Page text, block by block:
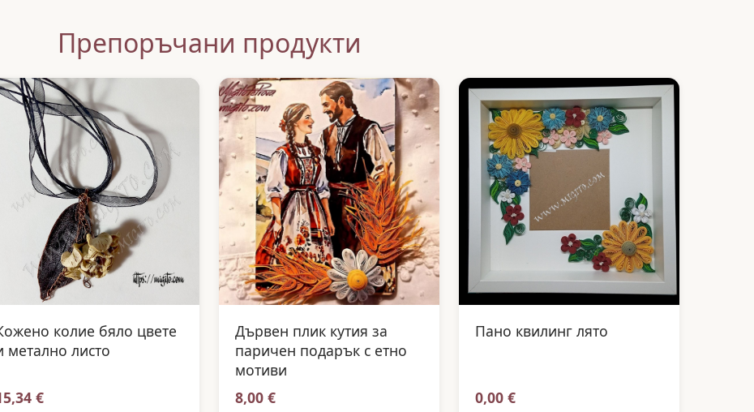
Препоръчани продукти
колие бяло цвете
метално листо
€
Дървен плик кутия за
паричен подарък с етно
мотиви
8,00 €
Пано квилинг лято
0,00 €